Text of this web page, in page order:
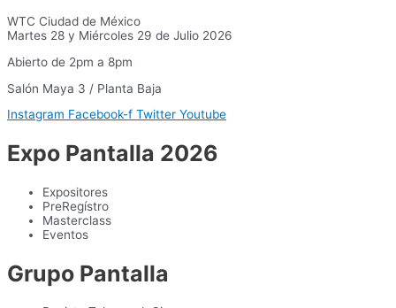
WTC Ciudad de México
Martes 28 y Miércoles 29 de Julio 2026
Abierto de 2pm a 8pm
Salón Maya 3 / Planta Baja
Instagram Facebook-f Twitter Youtube
Expo Pantalla 2026
Expositores
PreRegístro
Masterclass
Eventos
Grupo Pantalla